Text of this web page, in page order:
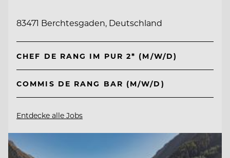
83471 Berchtesgaden, Deutschland
CHEF DE RANG IM PUR 2* (M/W/D)
COMMIS DE RANG BAR (M/W/D)
Entdecke alle Jobs